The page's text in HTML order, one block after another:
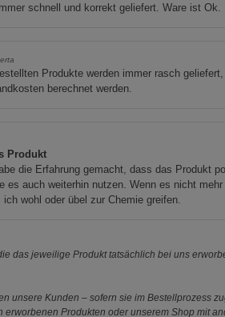
schnell und korrekt geliefert. Ware ist Ok.
Produkte werden immer rasch
berechnet werden.
Produkt
die Erfahrung gemacht, dass das Produkt
es auch weiterhin nutzen. Wenn es nicht
ich wohl oder übel zur Chemie greifen.
das jeweilige Produkt tatsächlich bei uns
unsere Kunden – sofern sie im Bestellprozess
Produkten oder unserem Shop mit